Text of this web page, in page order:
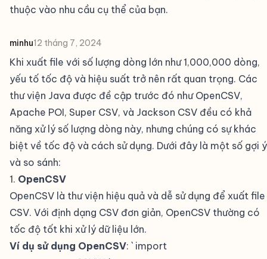
thuộc vào nhu cầu cụ thể của bạn.
minhu12 tháng 7, 2024
Khi xuất file với số lượng dòng lớn như 1,000,000 dòng,
yếu tố tốc độ và hiệu suất trở nên rất quan trọng. Các
thư viện Java được đề cập trước đó như OpenCSV,
Apache POI, Super CSV, và Jackson CSV đều có khả
năng xử lý số lượng dòng này, nhưng chúng có sự khác
biệt về tốc độ và cách sử dụng. Dưới đây là một số gợi ý
và so sánh:
1. OpenCSV
OpenCSV là thư viện hiệu quả và dễ sử dụng để xuất file
CSV. Với định dạng CSV đơn giản, OpenCSV thường có
tốc độ tốt khi xử lý dữ liệu lớn.
Ví dụ sử dụng OpenCSV: ` import